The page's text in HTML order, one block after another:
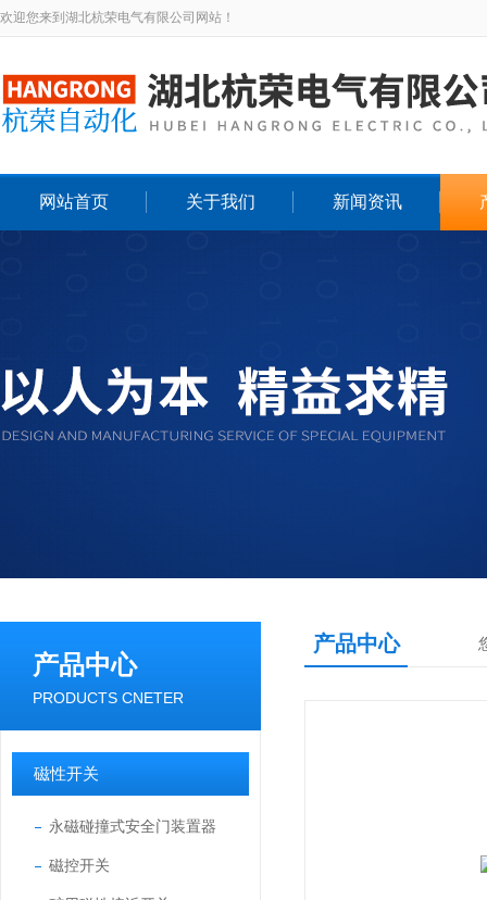
欢迎您来到湖北杭荣电气有限公司网站！
网站首页 关于我们 新闻资讯
产品中心
PRODUCTS CNETER
磁性开关
永磁碰撞式安全门装置器
磁控开关
产品中心